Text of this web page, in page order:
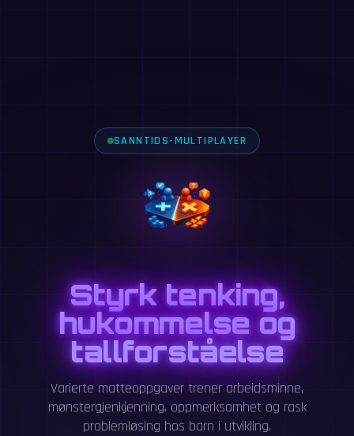
SANNTIDS-MULTIPLAYER
Styrk tenking,
hukommelse og
tallforståelse
Varierte matteoppgaver trener arbeidsminne,
mønstergjenkjenning, oppmerksomhet og rask
problemløsing hos barn i utvikling.